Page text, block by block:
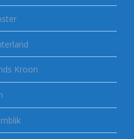
Kroon